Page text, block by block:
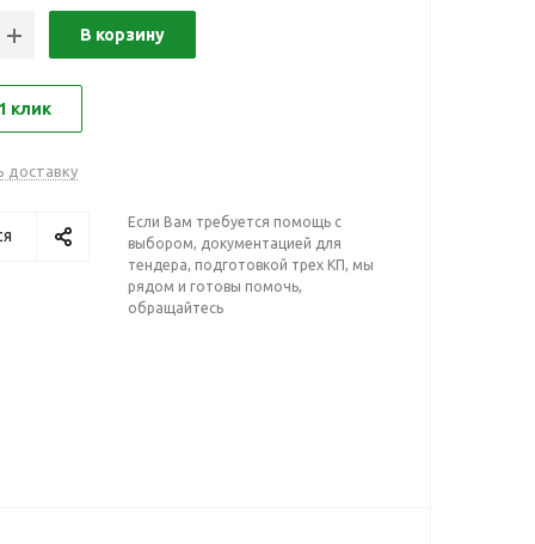
В корзину
клик
доставку
Если Вам требуется помощь с
выбором, документацией для
тендера, подготовкой трех КП, мы
рядом и готовы помочь,
обращайтесь